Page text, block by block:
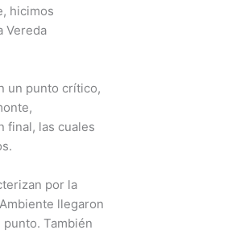
hicimos
Vereda
un punto crítico,
final, las cuales
por la
llegaron
También